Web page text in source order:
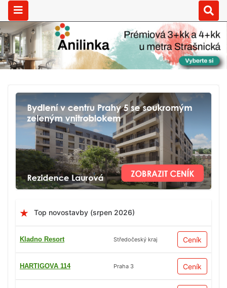
Top novostavby (srpen 2026)
Kladno Resort Středočeský kraj Ceník
HARTIGOVA 114 Praha 3 Ceník